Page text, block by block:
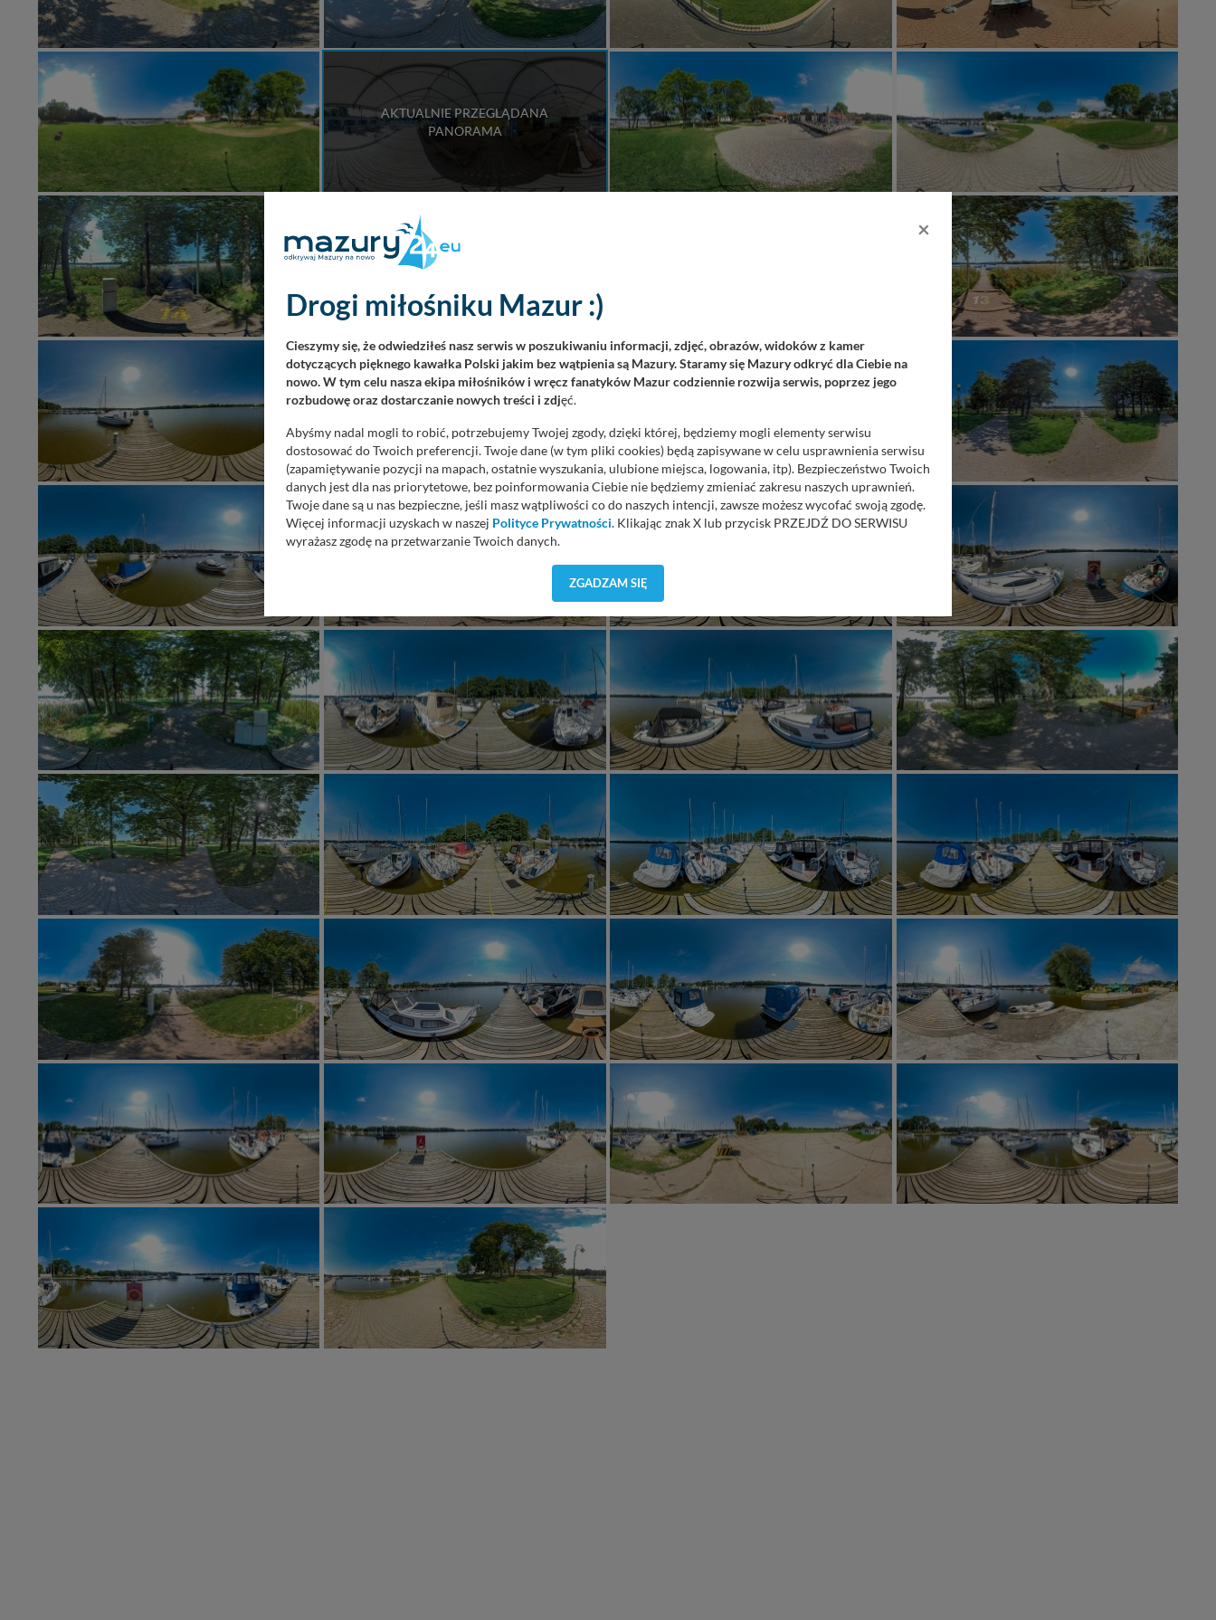
AKTUALNIE PRZEGLĄDANA
PANORAMA
×
Drogi miłośniku Mazur :)
Cieszymy się, że odwiedziłeś nasz serwis w poszukiwaniu informacji, zdjęć, obrazów, widoków z kamer
dotyczących pięknego kawałka Polski jakim bez wątpienia są Mazury. Staramy się Mazury odkryć dla Ciebie na
nowo. W tym celu nasza ekipa miłośników i wręcz fanatyków Mazur codziennie rozwija serwis, poprzez jego
rozbudowę oraz dostarczanie nowych treści i zdjęć.
Abyśmy nadal mogli to robić, potrzebujemy Twojej zgody, dzięki której, będziemy mogli elementy serwisu
dostosować do Twoich preferencji. Twoje dane (w tym pliki cookies) będą zapisywane w celu usprawnienia serwisu
(zapamiętywanie pozycji na mapach, ostatnie wyszukania, ulubione miejsca, logowania, itp). Bezpieczeństwo Twoich
danych jest dla nas priorytetowe, bez poinformowania Ciebie nie będziemy zmieniać zakresu naszych uprawnień.
Twoje dane są u nas bezpieczne, jeśli masz wątpliwości co do naszych intencji, zawsze możesz wycofać swoją zgodę.
Więcej informacji uzyskach w naszej Polityce Prywatności. Klikając znak X lub przycisk PRZEJDŹ DO SERWISU
wyrażasz zgodę na przetwarzanie Twoich danych.
Wyjątkiem jest sytuacja, gdy przekazanie Twoich danych jest elementem usługi (przekazanie danych z formularza
zasadach i funkcjonalności serwisu wRegulaminie Serwisu.
Administratorem Twoich danych jest: Agencja Reklamowa Kreacja Monika Borkowska, z siedzibą ul. Wiejska 17,
11-500 Giżycko. Możesz z nami skontaktować się za pośrednictwem tej
strony
W każdej chwili możesz: zażądać dostępu do swoich danych, zażądać ich poprawienia lub usunięcia, zabronić ich
przetwarzania. Pamiętaj jednak, że nie zawsze jest możliwe techniczne zrealizowanie Twoich praw w odniesieniu do
informacji zawartych w plikach cookies. Twoja przeglądarka umożliwia Ci skasowanie tych plików - w pewnych
przypadkach nie możemy tego zrobić za Ciebie.
Dziękujemy, i życzmy miłego odkrywania Mazur na nowo...
ZGADZAM SIĘ